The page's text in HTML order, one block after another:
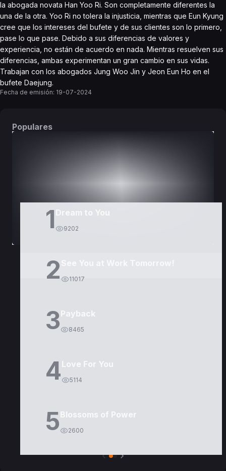
la abogada novata Han Yoo Ri. Son completamente diferentes la
una de la otra. Yoo Ri no tolera la injusticia, mientras que Eun Kyung
cree que los intereses del bufete y de sus clientes son lo primero,
pase lo que pase. Debido a sus diferencias de valores y
experiencia, no están de acuerdo en nada. Mientras resuelven sus
diferencias, ambas experimentan un gran cambio en sus vidas.
Trabajan con los abogados Jung Woo Jin y Jeon Eun Ho en el
bufete Daejung.
Fecha de emisión: 19-07-2024
Populares
1 Dream to You
9202
2 11017
3Payback
8465
4Love For You
5114
5Blossoms of Power
2600